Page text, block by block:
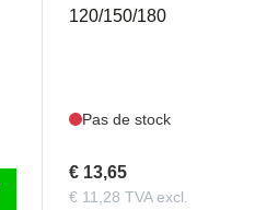
120/150/180
Pas de stock
€ 13,65
€ 11,28 TVA excl.